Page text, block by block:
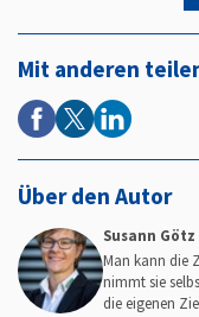
Mit anderen
Über den Autor
Susann Götz
Man kann die
nimmt sie
die eigenen